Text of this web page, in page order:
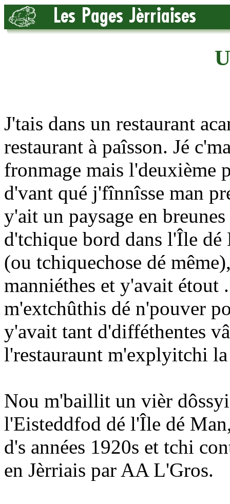
J'tais dans un restaurant
restaurant à paîsson. Jé
fronmage mais l'deuxième
d'vant qué j'fînnîsse man
y'ait un paysage en
d'tchique bord dans l'Île
(ou tchiquechose dé
manniéthes et y'avait étout
m'extchûthis dé n'pouver
y'avait tant d'difféthentes
l'restauraunt m'explyitchi
Nou m'baillit un vièr
l'Eisteddfod dé l'Île dé
d's années 1920s et tchi
en Jèrriais par AA L'Gros.